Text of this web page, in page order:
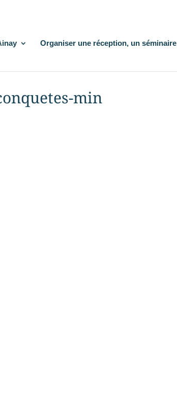
Organiser une réception, un séminaire
min